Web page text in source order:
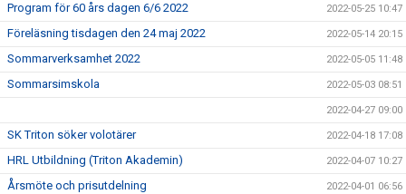
Program för 60 års dagen 6/6 2022 2022-05-25 10:47
Föreläsning tisdagen den 24 maj 2022 2022-05-14 20:15
Sommarverksamhet 2022 2022-05-05 11:48
Sommarsimskola 2022-05-03 08:51
2022-04-27 09:00
SK Triton söker volotärer 2022-04-18 17:08
HRL Utbildning (Triton Akademin) 2022-04-07 10:27
Årsmöte och prisutdelning 2022-04-01 06:56